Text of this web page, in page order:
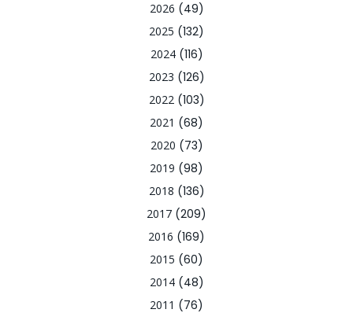
2026 (49)
2025 (132)
2024(116)
2023 (126)
2022(103)
2021 (68)
2020 (73)
2019 (98)
2018 (136)
2017 (209)
2016 (169)
2015 (60)
2014(48)
2011 (76)